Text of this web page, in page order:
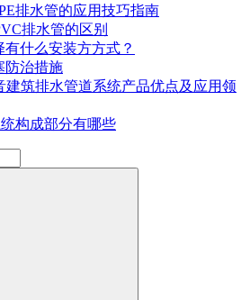
排水管的应用技巧指南
排水管的区别
什么安装方方式？
防治措施
建筑排水管道系统产品优点及应用领
构成部分有哪些